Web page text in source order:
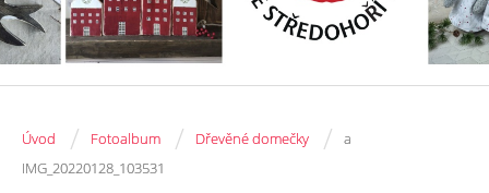
Úvod / Fotoalbum / Dřevěné domečky /
a
IMG_20220128_103531